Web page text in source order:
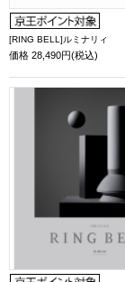
[RING BELL]ルミナリィ
価格 28,490円(税込)